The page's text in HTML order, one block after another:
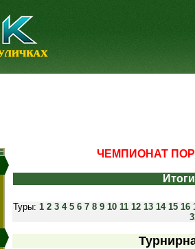
ЧЕМПИОНАТ
Туры: 1 2 3 4 5 6 7 8 9 10 11 12 13 14 15 16